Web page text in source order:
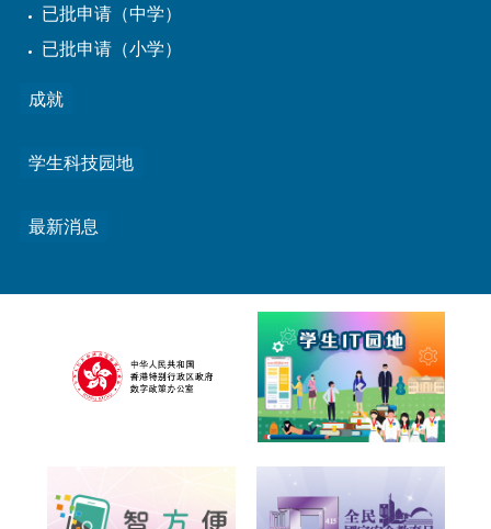
已批申请（中学）
已批申请（小学）
成就
学生科技园地
最新消息